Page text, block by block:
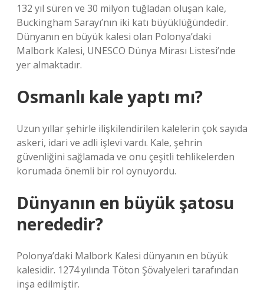
132 yıl süren ve 30 milyon tuğladan oluşan kale,
Buckingham Sarayı’nın iki katı büyüklüğündedir.
Dünyanın en büyük kalesi olan Polonya’daki
Malbork Kalesi, UNESCO Dünya Mirası Listesi’nde
yer almaktadır.
Osmanlı kale yaptı mı?
Uzun yıllar şehirle ilişkilendirilen kalelerin çok sayıda
askeri, idari ve adli işlevi vardı. Kale, şehrin
güvenliğini sağlamada ve onu çeşitli tehlikelerden
korumada önemli bir rol oynuyordu.
Dünyanın en büyük şatosu
nerededir?
Polonya’daki Malbork Kalesi dünyanın en büyük
kalesidir. 1274 yılında Töton Şövalyeleri tarafından
inşa edilmiştir.